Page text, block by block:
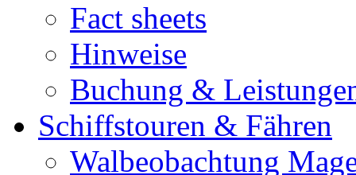
Fact sheets
Hinweise
Buchung &
Schiffstouren & Fähren
Walbeobachtung